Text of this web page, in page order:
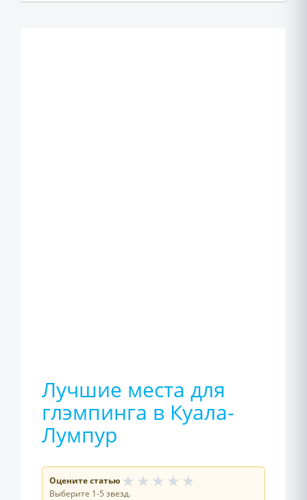
Лучшие места для
глэмпинга в Куала-
Лумпур
Оцените статью ★ ★ ★ ★ ★
Выберите 1-5 звезд.